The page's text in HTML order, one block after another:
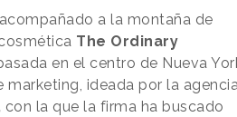
a la montaña de
The Ordinary
en el centro de Nueva
marketing, ideada por la
con la que la firma ha buscado